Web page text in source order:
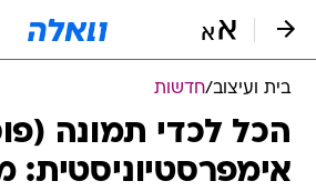
בית ועיצוב/חדשות
הכל לכדי תמונה
אימפרסטיוניסטית: